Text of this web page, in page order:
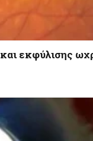
εκφύλισης